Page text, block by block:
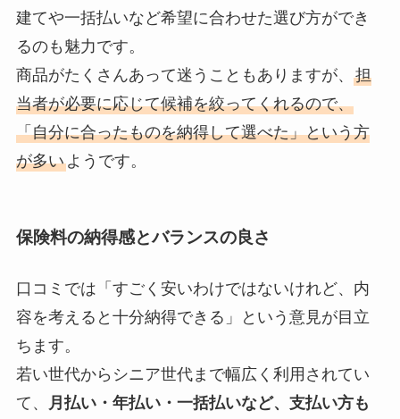
建てや一括払いなど希望に合わせた選び方ができ
るのも魅力です。
商品がたくさんあって迷うこともありますが、 担
当者が必要に応じて候補を絞ってくれるので、
「自分に合ったものを納得して選べた」という方
が多いようです。
保険料の納得感とバランスの良さ
口コミでは「すごく安いわけではないけれど、内
容を考えると十分納得できる」という意見が目立
ちます。
若い世代からシニア世代まで幅広く利用されてい
て、
月払い・年払い・一括払いなど、支払い方も